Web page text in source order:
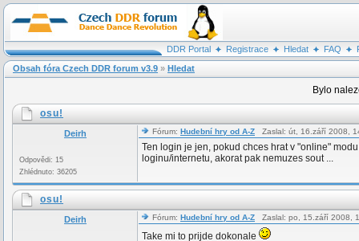
DDR Portal Registrace Hledat FAQ
Obsah fóra Czech DDR forum v3.9 » Hledat
Bylo
osu!
Deirh
Odpovědi: 15
Zhlédnuto: 36205
Fórum: Hudební hry od A-Z Zaslal: út, 16.září 2008,
Ten login je jen, pokud chces hrat v "online"
loginu/internetu, akorat pak nemuzes sout ...
osu!
Deirh Fórum: Hudební hry od A-Z Zaslal: po, 15.září 2008,
Take mi to prijde dokonale